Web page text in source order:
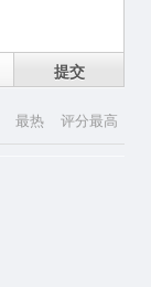
提交
最热 评分最高